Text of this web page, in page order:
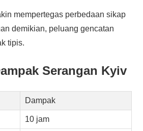
mempertegas perbedaan sikap
demikian, peluang gencatan
tipis.
Serangan Kyiv
Dampak
10 jam